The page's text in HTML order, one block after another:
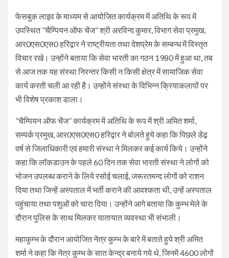
फेसबुक लाइव के माध्यम से आयोजित कार्यक्रम में अतिथि के रूप में
उपस्थित ’’चैम्पियन ऑफ चेंज’’ श्री अरविन्द कुमार, विभाग सेवा प्रमुख,
आर0एस0एस0 हरिद्वार ने राष्ट्रीयता तथा देशप्रेम के सम्बन्ध में विस्तृत
विचार रखे। उन्होंने बताया कि सेवा भारती का गठन 1980 में हुआ था, तब
से आज तक यह संस्था निरन्तर किसी न किसी क्षेत्र में सामाजिक सेवा
कार्य करती चली आ रही है। उन्होंने संस्था के विभिन्न क्रियाकलापों पर
भी विशेष प्रकाश डाला।
’’चैम्पियन ऑफ चेंज’’ कार्यक्रम में अतिथि के रूप में श्री अमित शर्मा,
सम्पर्क प्रमुख, आर0एस0एस0 हरिद्वार ने बोलते हुये कहा कि पिछले डेढ़
वर्ष से जिलाधिकारी एवं हमारी संस्था ने मिलकर कई कार्य किये। उन्होंने
कहा कि लाॅकडाउन के पहले 60 दिन तक सेवा भारती संस्था ने लोगों को
भोजन उपलब्ध कराने के लिये रसोई चलाई, जरूरतमन्द लोगों को राशन
दिया तथा जिन्हें अस्पताल में भर्ती कराने की आवश्कता थी, उन्हें अस्पताल
पहुंचाया तथा पशुओं को चारा दिया। उन्होंने आगे बताया कि कुम्भ मेले के
दौरान पुलिस के साथ मिलकर यातायात व्यवस्था भी संभाली।
महाकुम्भ के दौरान आयोजित नेत्र कुम्भ के बारे में बताते हुये श्री अमित
शर्मा ने कहा कि नेत्र कुम्भ के सात केन्द्र बनाये गये थे, जिनमें 4600 लोगों